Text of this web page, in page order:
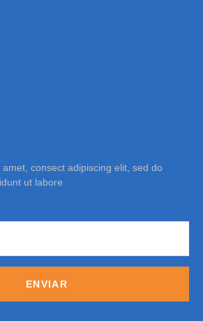
consect adipiscing elit, sed do
ut labore
ENVIAR